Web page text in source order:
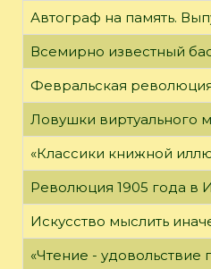
Автограф на память.
Всемирно известный
Февральская
Ловушки виртуального
«Классики книжной
Революция 1905 года в
Искусство мыслить
«Чтение -